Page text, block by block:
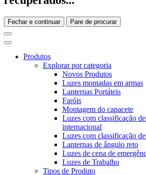
Fechar e continuar Pare de procurar
Produtos
Explorar por categoria
Novos Produtos
Luzes montadas em armas
Lanternas Portáteis
Faróis
Montagem do capacete
Luzes com classificação
internacional
Luzes com classificação
Lanternas de ângulo reto
Luzes de cena de
Luzes de Trabalho
Tipos de Produto